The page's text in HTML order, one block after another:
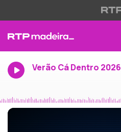
Verão Cá Dentro 2026